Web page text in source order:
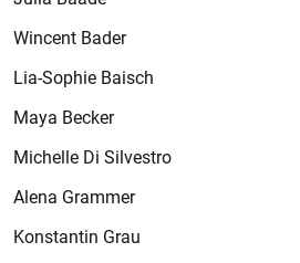
Wincent Bader
Lia-Sophie Baisch
Maya Becker
Michelle Di Silvestro
Alena Grammer
Konstantin Grau